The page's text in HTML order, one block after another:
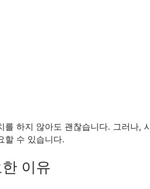
를 하지 않아도 괜찮습니다. 그러나,
할 수 있습니다.
이유